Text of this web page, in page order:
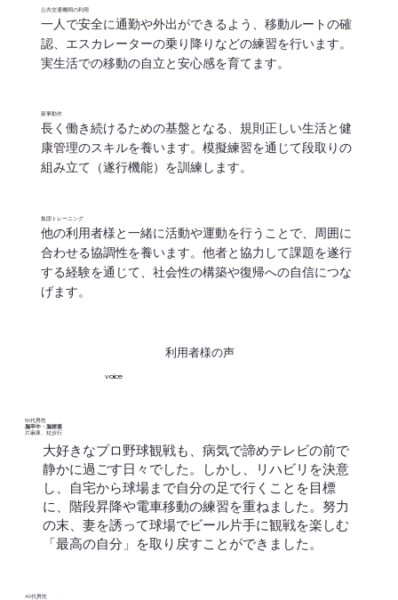
公共交通機関の利用
一人で安全に通勤や外出ができるよう、移動ルートの確
認、エスカレーターの乗り降りなどの練習を行います。
実生活での移動の自立と安心感を育てます。
家事動作
長く働き続けるための基盤となる、規則正しい生活と健
康管理のスキルを養います。模擬練習を通じて段取りの
組み立て（遂行機能）を訓練します。
集団トレーニング
他の利用者様と一緒に活動や運動を行うことで、周囲に
合わせる協調性を養います。他者と協力して課題を遂行
する経験を通じて、社会性の構築や復帰への自信につな
げます。
voice
利用者様の声
50代男性
脳卒中・脳梗塞
​片麻痺、杖歩行
大好きなプロ野球観戦も、病気で諦めテレビの前で
静かに過ごす日々でした。しかし、リハビリを決意
し、自宅から球場まで自分の足で行くことを目標
に、階段昇降や電車移動の練習を重ねました。努力
の末、妻を誘って球場でビール片手に観戦を楽しむ
「最高の自分」を取り戻すことができました。
40代男性